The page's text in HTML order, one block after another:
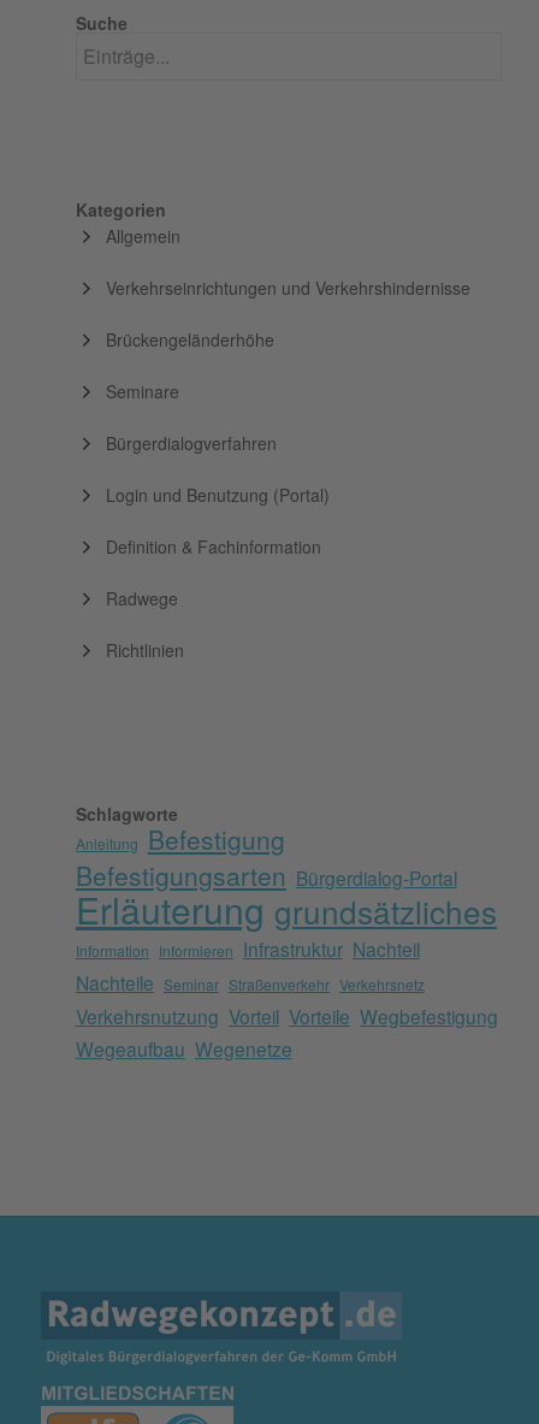
Suche
Kategorien
Allgemein
Verkehrseinrichtungen und Verkehrshindernisse
Brückengeländerhöhe
Seminare
Bürgerdialogverfahren
Login und Benutzung (Portal)
Definition & Fachinformation
Radwege
Richtlinien
Schlagworte
Anleitung Befestigung
Befestigungsarten Bürgerdialog-Portal
Erläuterung grundsätzliches
Information Informieren Infrastruktur Nachteil
Nachteile Seminar Straßenverkehr Verkehrsnetz
Verkehrsnutzung Vorteil Vorteile Wegbefestigung
Wegeaufbau Wegenetze